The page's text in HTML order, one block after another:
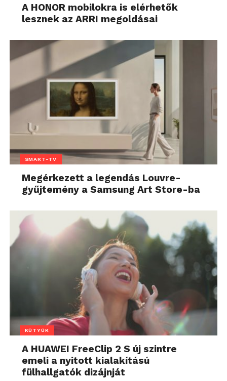
A HONOR mobilokra is elérhetők
lesznek az ARRI megoldásai
SMART-TV
Megérkezett a legendás Louvre-
gyűjtemény a Samsung Art Store-ba
KÜTYÜK
A HUAWEI FreeClip 2 S új szintre
emeli a nyitott kialakítású
fülhallgatók dizájnját